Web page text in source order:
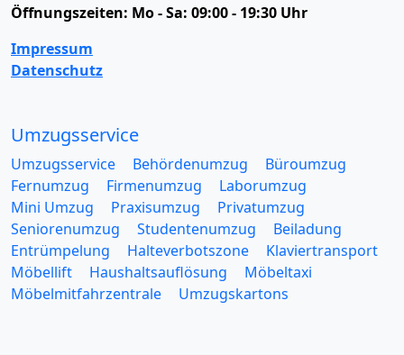
Öffnungszeiten: Mo - Sa: 09:00 - 19:30 Uhr
Impressum
Datenschutz
Umzugsservice
Umzugsservice Behördenumzug
Büroumzug
Fernumzug
Firmenumzug
Laborumzug
Mini Umzug
Praxisumzug
Privatumzug
Seniorenumzug
Studentenumzug
Beiladung
Entrümpelung
Halteverbotszone
Klaviertransport
Möbellift
Haushaltsauflösung
Möbeltaxi
Möbelmitfahrzentrale
Umzugskartons